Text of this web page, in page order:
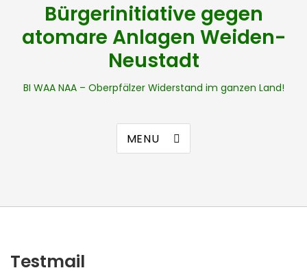
Bürgerinitiative gegen
atomare Anlagen Weiden-
Neustadt
BI WAA NAA – Oberpfälzer Widerstand im ganzen Land!
MENU
Testmail